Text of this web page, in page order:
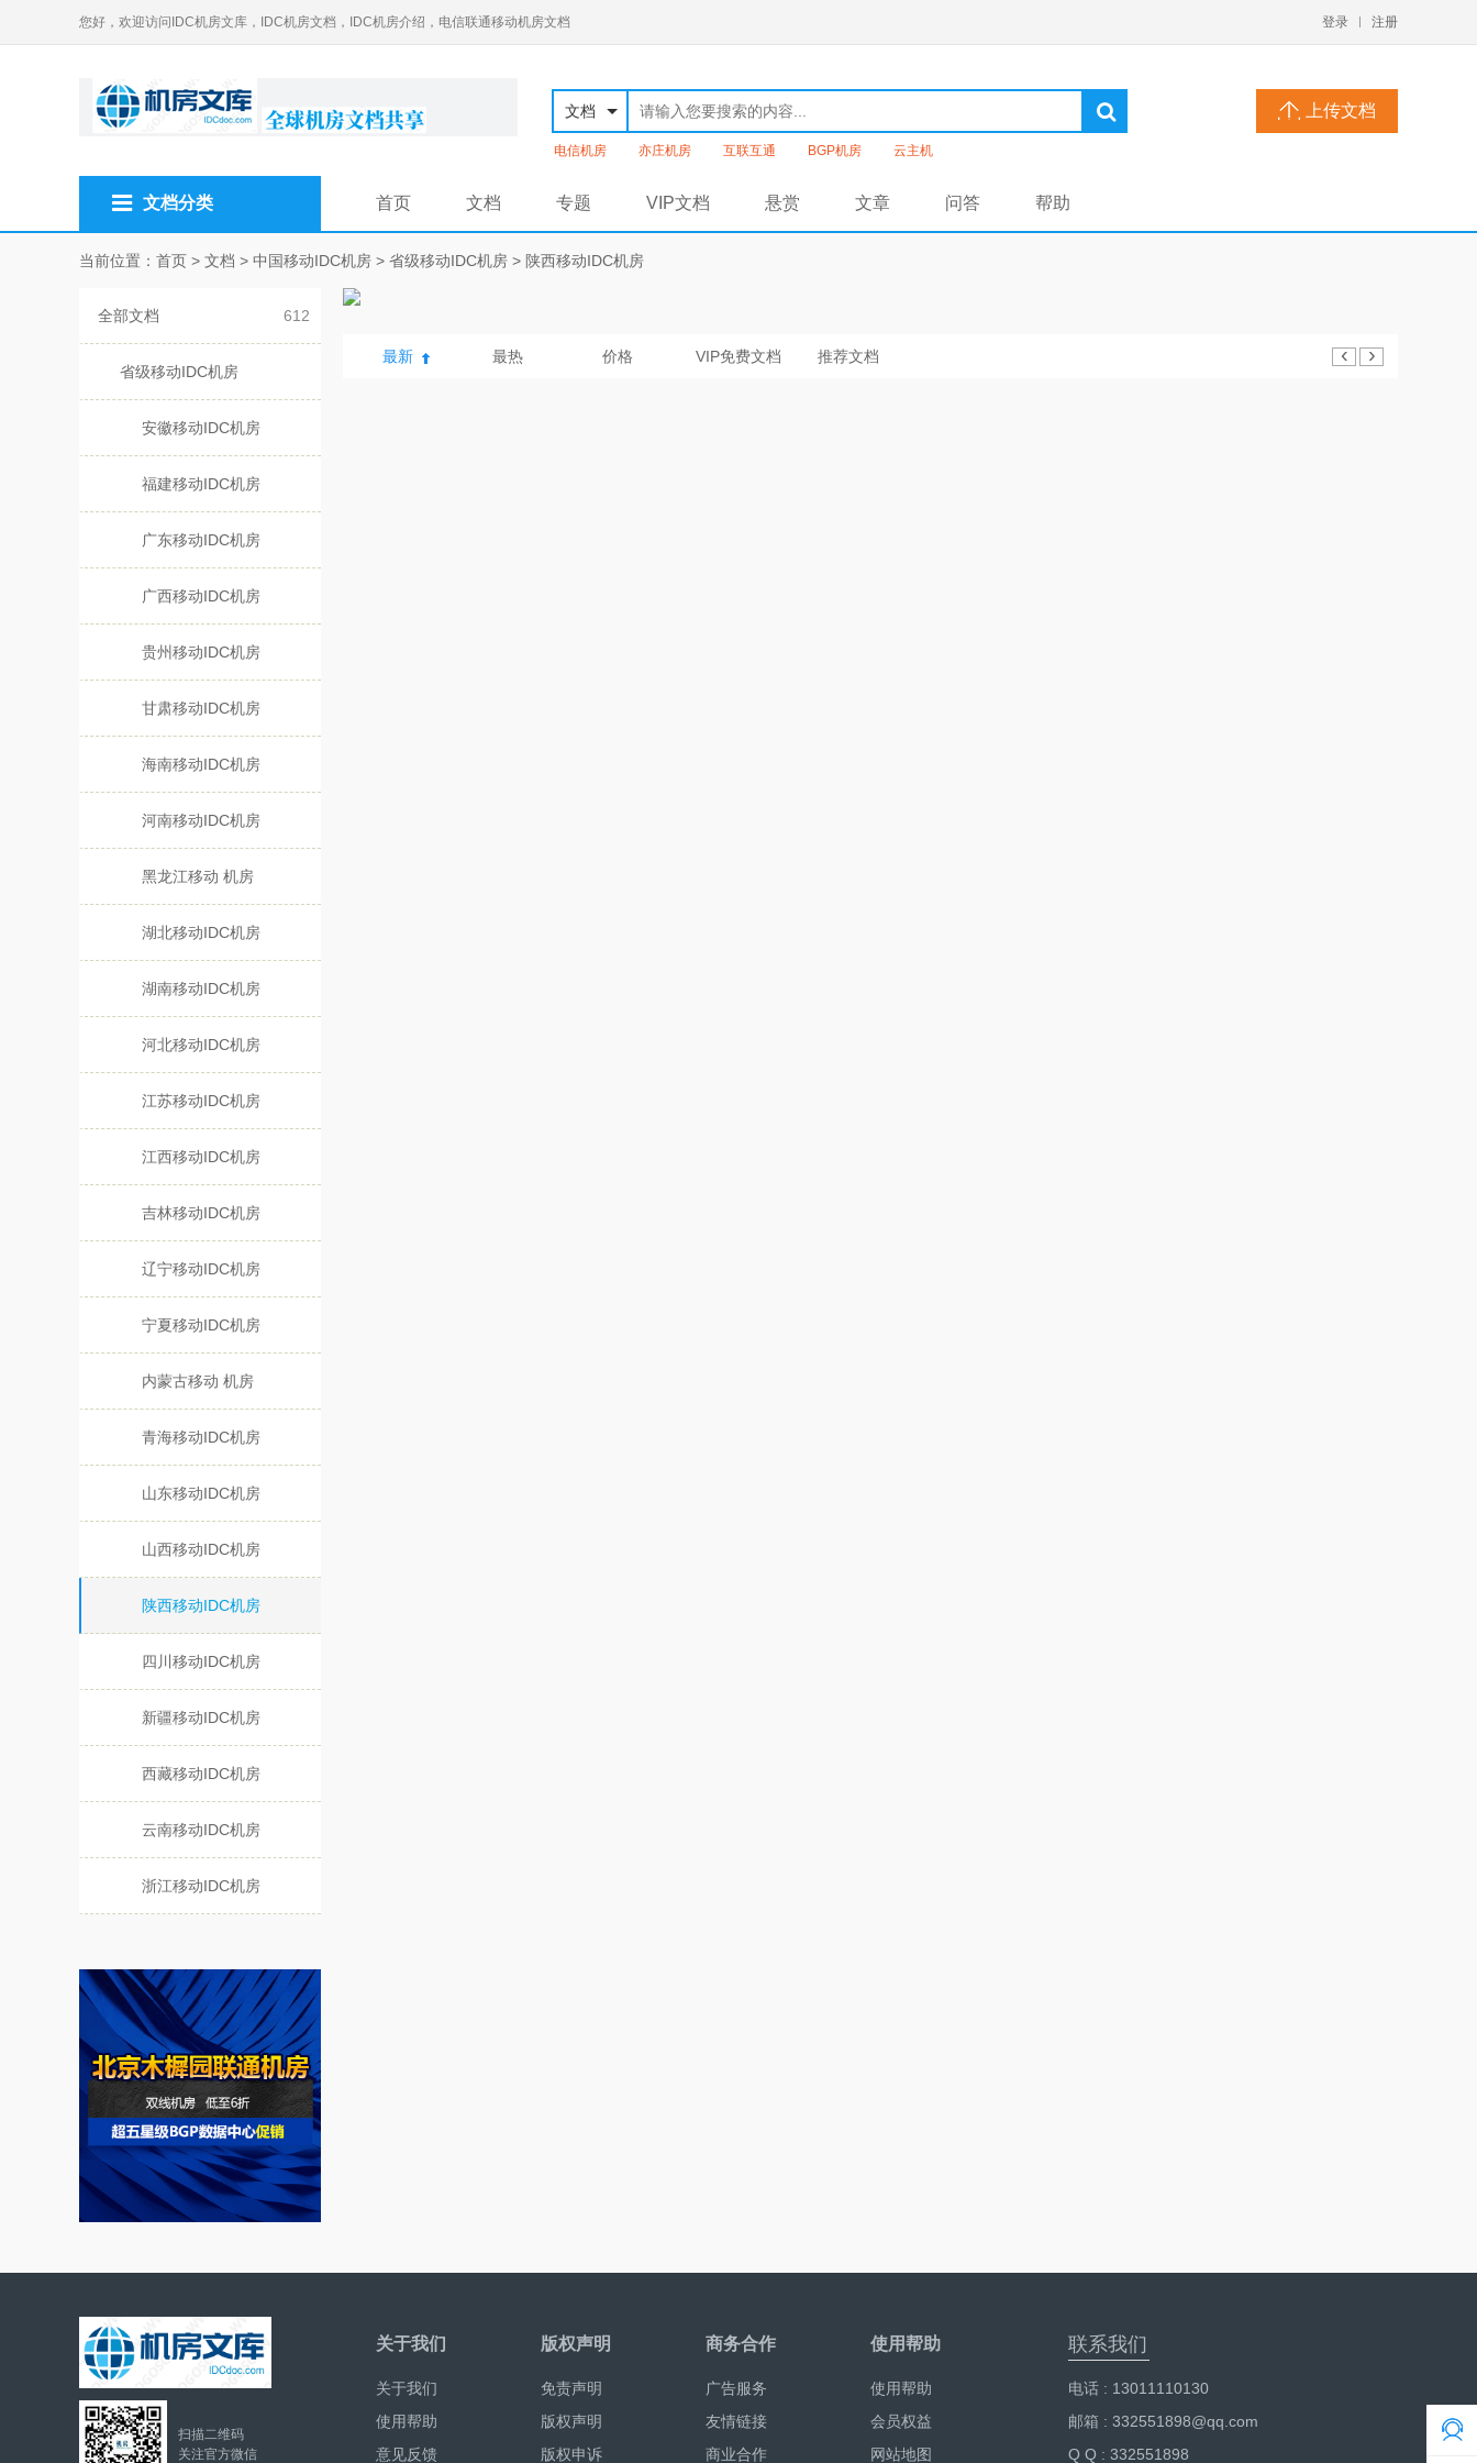
您好，欢迎访问IDC机房文库，IDC机房文档，IDC机房介绍，电信联通移动机房文档 登录 注册
文档
电信机房 亦庄机房 互联互通 BGP机房 云主机
上传文档
文档分类 首页 文档 专题 VIP文档 悬赏 文章 问答 帮助
当前位置： 首页 > 文档 > 中国移动IDC机房 > 省级移动IDC机房 > 陕西移动IDC机房
全部文档 612
省级移动IDC机房
安徽移动IDC机房
福建移动IDC机房
广东移动IDC机房
广西移动IDC机房
贵州移动IDC机房
甘肃移动IDC机房
海南移动IDC机房
河南移动IDC机房
黑龙江移动 机房
湖北移动IDC机房
湖南移动IDC机房
河北移动IDC机房
江苏移动IDC机房
江西移动IDC机房
吉林移动IDC机房
辽宁移动IDC机房
宁夏移动IDC机房
内蒙古移动 机房
青海移动IDC机房
山东移动IDC机房
山西移动IDC机房
陕西移动IDC机房
四川移动IDC机房
新疆移动IDC机房
西藏移动IDC机房
云南移动IDC机房
浙江移动IDC机房
最新 最热 价格 VIP免费文档 推荐文档 ›
‹
扫描二维码
关注官方微信
关于我们
关于我们
使用帮助
意见反馈
版权声明
免责声明
版权声明
版权申诉
商务合作
广告服务
友情链接
商业合作
使用帮助
使用帮助
会员权益
网站地图
联系我们
电话 : 13011110130
邮箱 : 332551898@qq.com
Q Q : 332551898